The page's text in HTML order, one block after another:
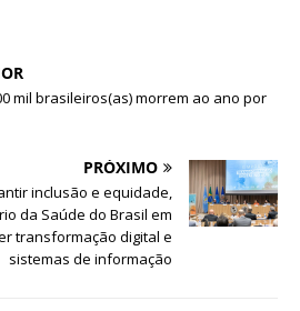
mil brasileiros(as) morrem ao ano por
PRÓXIMO
inclusão e equidade,
da Saúde do Brasil em
transformação digital e
sistemas de informação